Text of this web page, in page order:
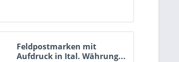
Feldpostmarken mit
Aufdruck in Ital. Währung...